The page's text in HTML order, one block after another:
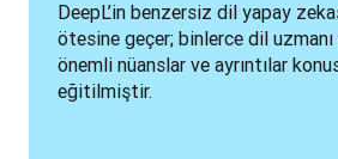
DeepL’in benzersiz dil yapay
ötesine geçer; binlerce dil
önemli nüanslar ve ayrıntılar
eğitilmiştir.